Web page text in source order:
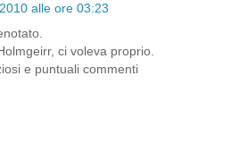
alle ore 03:23
ci voleva proprio.
e puntuali commenti